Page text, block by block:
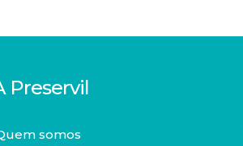
Preservil
somos